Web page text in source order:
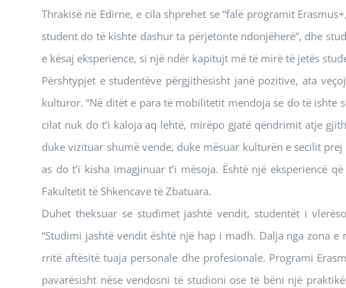
Thrakisë në Edirne, e cila shprehet se “falë programit
student do të kishte dashur ta përjetonte ndonjëherë”, dhe
e kësaj eksperience, si një ndër kapitujt më të mirë të jetës
Përshtypjet e studentëve përgjithësisht janë pozitive, ata
kulturor. “Në ditët e para të mobilitetit mendoja se do të ishte
cilat nuk do t’i kaloja aq lehtë, mirëpo gjatë qëndrimit atje
duke vizituar shumë vende, duke mësuar kulturën e secilit
as do t’i kisha imagjinuar t’i mësoja. Është një eksperiencë
Fakultetit të Shkencave të Zbatuara.
Duhet theksuar se studimet jashtë vendit, studentët i
“Studimi jashtë vendit është një hap i madh. Dalja nga zona
rritë aftësitë tuaja personale dhe profesionale. Programi
pavarësisht nëse vendosni të studioni ose të bëni një